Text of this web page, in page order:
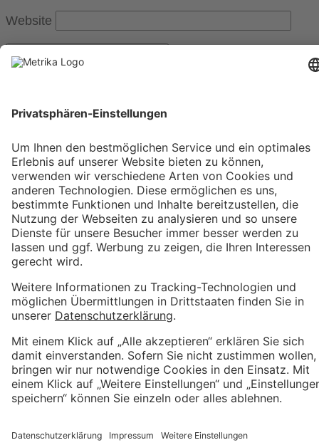
Website
Kostenloser Growth Engine Call
Datenschutzerklärung
AGB
Wir sind Proven Expert
Weitere hervorragende Bewertungen bei Trustpilot
(c) 2026 Metrika
Top
Kundenbewertungen und Erfahrungen zu
Metrika GmbH
100
%
SEHR GUT